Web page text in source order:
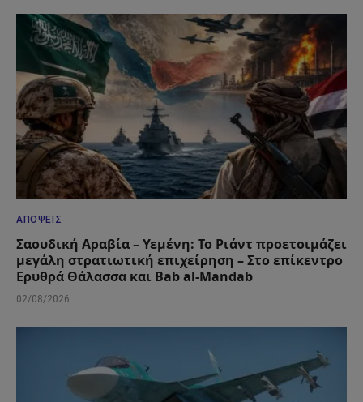
ΑΠΌΨΕΙΣ
Σαουδική Αραβία – Υεμένη: Το Ριάντ προετοιμάζει
μεγάλη στρατιωτική επιχείρηση – Στο επίκεντρο
Ερυθρά Θάλασσα και Bab al-Mandab
02/08/2026